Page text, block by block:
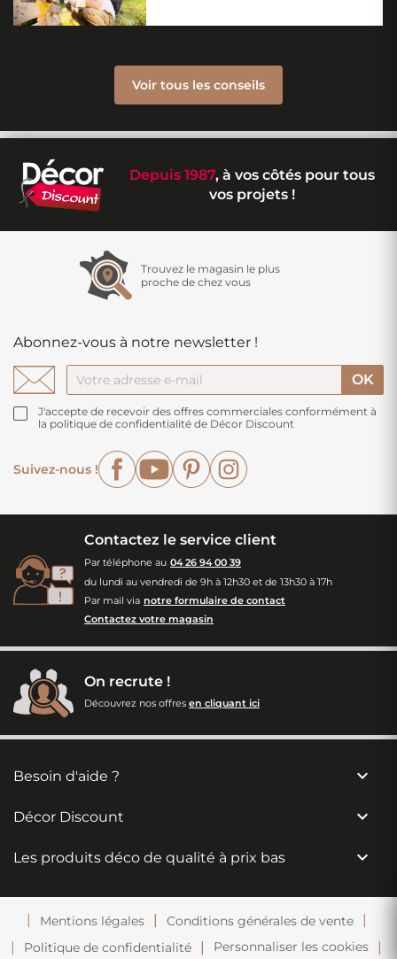
Voir tous les conseils
Depuis 1987, à vos côtés pour tous
vos projets !
Trouvez le magasin le plus
proche de chez vous
Abonnez-vous à notre newsletter !
J'accepte de recevoir des offres commerciales conformément à
la politique de confidentialité de Décor Discount
Suivez-nous !
FacebookYouTubePinterest
Contactez le service client
Par téléphone au 04 26 94 00 39
du lundi au vendredi de 9h à 12h30 et de 13h30 à 17h
Par mail via notre formulaire de contact
Contactez votre magasin
On recrute !
Découvrez nos offres en cliquant ici
Besoin d'aide ? 
Décor Discount 
Les produits déco de qualité à prix bas 
Mentions légales
Conditions générales de vente
Politique de confidentialité
Personnaliser les cookies